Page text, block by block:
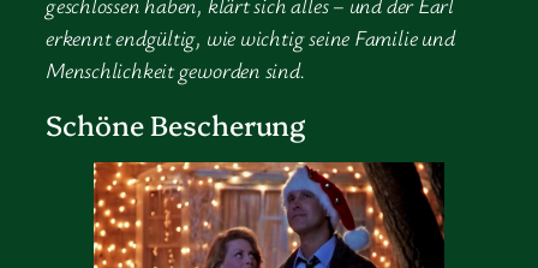
erkennt endgültig, wie wichtig seine Familie und
Menschlichkeit geworden sind.
Schöne Bescherung